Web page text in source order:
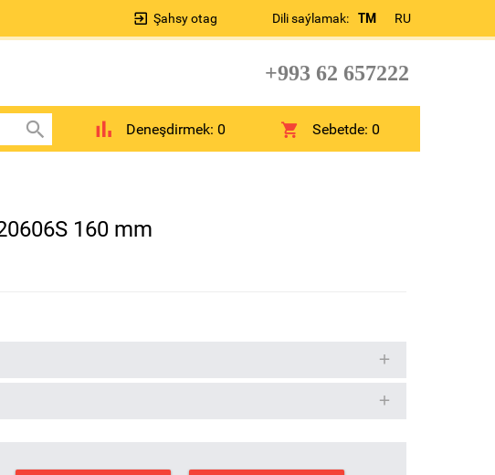
Dili saýlamak: TM RU
Şahsy otag
+993 62 657222
Deneşdirmek: 0 Sebetde:0
160 mm